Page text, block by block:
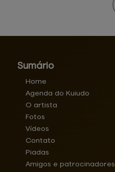
Sumário
Home
Agenda do Kuiudo
O artista
Fotos
Vídeos
Contato
Piadas
Amigos e patrocinadores